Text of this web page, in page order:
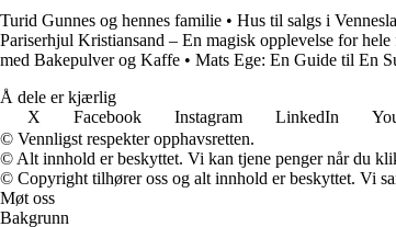
Turid Gunnes og hennes familie • Hus til salgs i
Pariserhjul Kristiansand – En magisk opplevelse for
med Bakepulver og Kaffe • Mats Ege: En Guide til En
Å dele er kjærlig
X
Facebook Instagram LinkedIn
© Vennligst respekter opphavsretten.
© Alt innhold er beskyttet. Vi kan tjene penger når du
© Copyright tilhører oss og alt innhold er beskyttet. Vi
Møt oss
Bakgrunn